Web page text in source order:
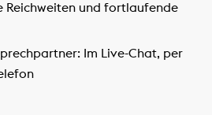
Reichweiten und fortlaufende
Im Live-Chat, per